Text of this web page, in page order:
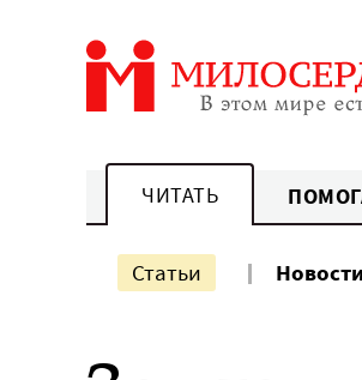
ЧИТАТЬ
Статьи Новости